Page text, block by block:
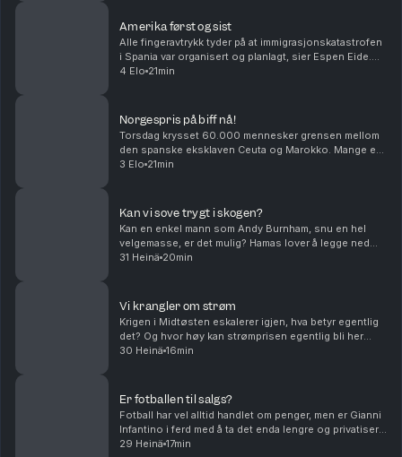
Amerika først og sist
Alle fingeravtrykk tyder på at immigrasjonskatastrofen
i Spania var organisert og planlagt, sier Espen Eide.
Bør det innføre et tak for samlede velferdsytelser er
4 Elo 21min
Norgespris på biff nå!
Torsdag krysset 60.000 mennesker grensen mellom
den spanske eksklaven Ceuta og Marokko. Mange er
drept og alle skylder på hverandre i sakens anledning,
3 Elo 21min
Kan vi sove trygt i skogen?
Kan en enkel mann som Andy Burnham, snu en hel
velgemasse, er det mulig? Hamas lover å legge ned
våpenet, er det et gjennombrudd eller er det ren
31 Heinä 20min
Vi krangler om strøm
Krigen i Midtøsten eskalerer igjen, hva betyr egentlig
det? Og hvor høy kan strømprisen egentlig bli her
hjemme? Med Hanne Skartveit, Ayesha Wolasmal og
30 Heinä 16min
Er fotballen til salgs?
Fotball har vel alltid handlet om penger, men er Gianni
Infantino i ferd med å ta det enda lengre og privatisere
fotball-VM. Og hvem skal lede an i debatten om
29 Heinä 17min